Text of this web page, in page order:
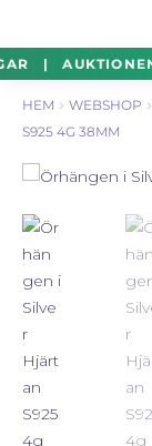
Hoppa
till
navigering
Hoppa
till
innehåll
Mynt
Auktioner
Mitt Konto
Vill du
HEM WEBSHOP
S925 4G 38MM